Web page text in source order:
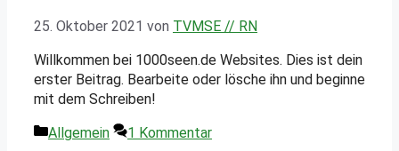
25. Oktober 2021 von TVMSE // RN
Willkommen bei 1000seen.de Websites. Dies ist dein
erster Beitrag. Bearbeite oder lösche ihn und beginne
mit dem Schreiben!
Kategorien
Allgemein 1 Kommentar